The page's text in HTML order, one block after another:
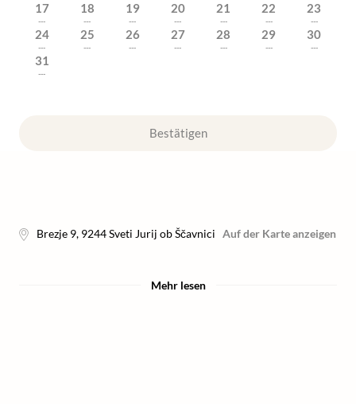
17
---
18
---
19
---
20
---
21
---
22
---
23
---
24
---
25
---
26
---
27
---
28
---
29
---
30
---
31
---
Bestätigen
Brezje 9, 9244Sveti Jurij ob Ščavnici Auf der Karte anzeigen
Mehr lesen